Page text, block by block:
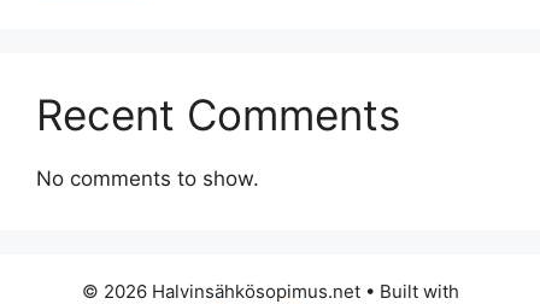
Recent Comments
No comments to show.
© 2026 Halvinsähkösopimus.net• Built with